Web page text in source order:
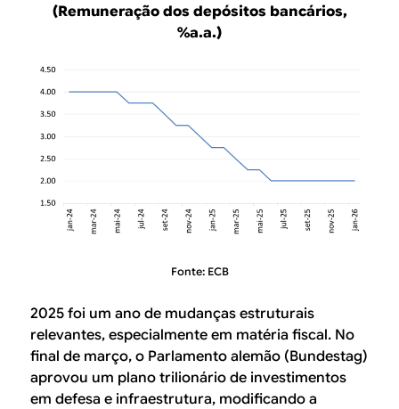
(Remuneração dos depósitos bancários,
%a.a.)
Fonte: ECB
2025 foi um ano de mudanças estruturais
relevantes, especialmente em matéria fiscal. No
final de março, o Parlamento alemão (Bundestag)
aprovou um plano trilionário de investimentos
em defesa e infraestrutura, modificando a